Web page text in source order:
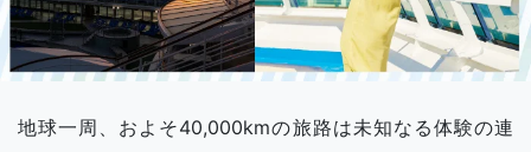
地球一周、およそ40,000kmの旅路は未知なる体験の連